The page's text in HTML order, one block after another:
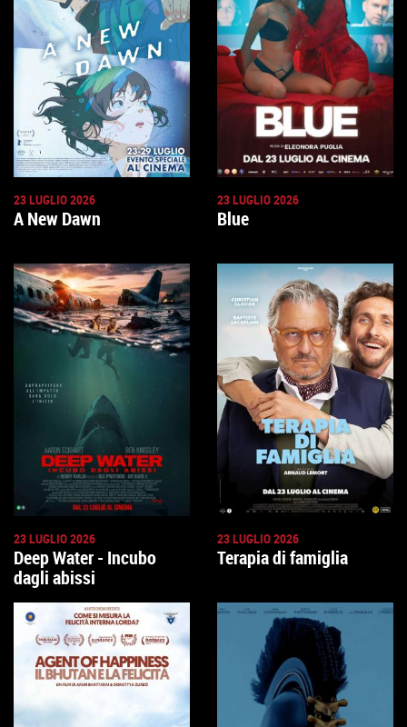
23 LUGLIO 2026
A New Dawn
23 LUGLIO 2026
Blue
23 LUGLIO 2026
Deep Water - Incubo
dagli abissi
23 LUGLIO 2026
Terapia di famiglia